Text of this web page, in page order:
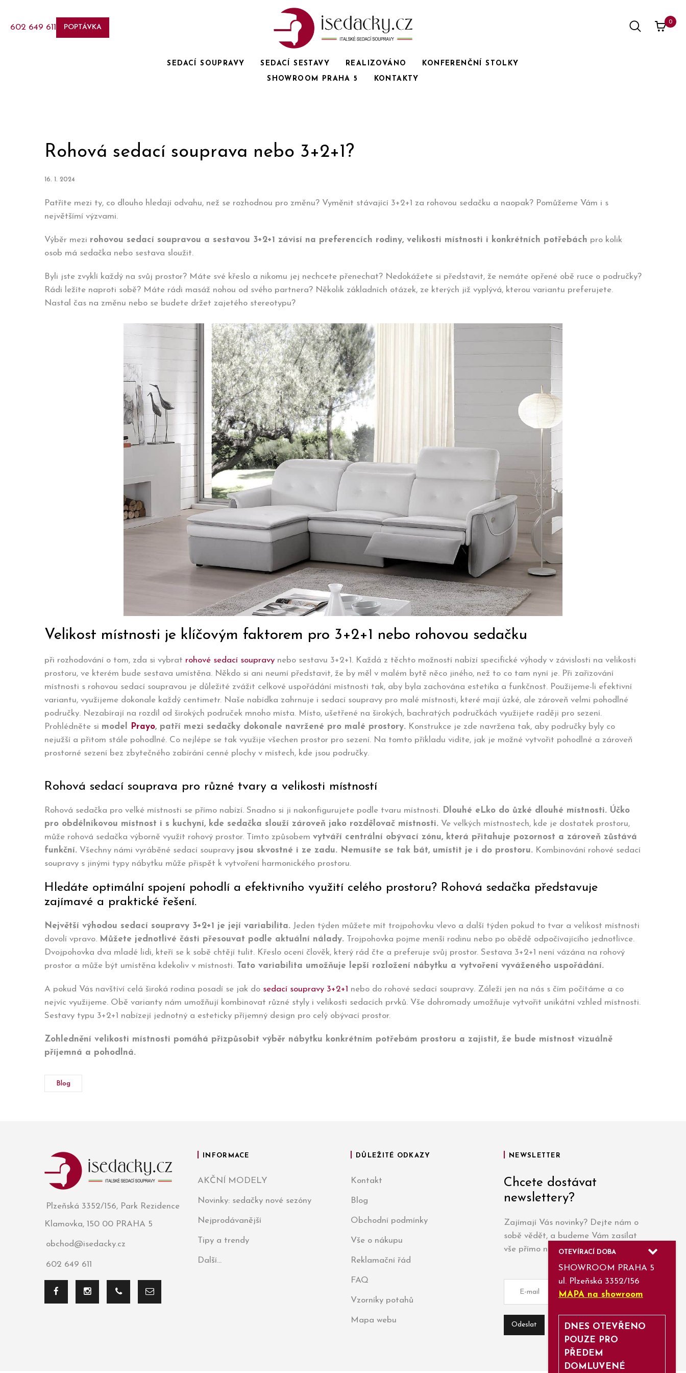
602 649 611 POPTÁVKA
SEDACÍ SOUPRAVY SEDACÍ SESTAVY REALIZOVÁNO
KONFERENČNÍ STOLKY
SHOWROOM PRAHA 5
KONTAKTY
0
Rohová sedací souprava nebo 3+2+1?
16. 1. 2024
Patříte mezi ty, co dlouho hledají odvahu, než se rozhodnou pro změnu? Vyměnit stávající 3+2+1 za rohovou sedačku a naopak? Pomůžeme Vám i s
největšímí výzvami.
Výběr mezi rohovou sedací soupravou a sestavou 3+2+1 závisí na preferencích rodiny, velikosti místnosti i konkrétních potřebách pro kolik
osob má sedačka nebo sestava sloužit.
Byli jste zvyklí každý na svůj prostor? Máte své křeslo a nikomu jej nechcete přenechat? Nedokážete si představit, že nemáte opřené obě ruce o područky?
Rádi ležíte naproti sobě? Máte rádi masáž nohou od svého partnera? Několik základních otázek, ze kterých již vyplývá, kterou variantu preferujete.
Nastal čas na změnu nebo se budete držet zajetého stereotypu?
Velikost místnosti je klíčovým faktorem pro 3+2+1 nebo rohovou sedačku
při rozhodování o tom, zda si vybrat rohové sedací soupravy nebo sestavu 3+2+1. Každá z těchto možností nabízí specifické výhody v závislosti na velikosti
prostoru, ve kterém bude sestava umístěna. Někdo si ani neumí představit, že by měl v malém bytě něco jiného, než to co tam nyní je. Při zařizování
místnosti s rohovou sedací soupravou je důležité zvážit celkové uspořádání místnosti tak, aby byla zachována estetika a funkčnost. Použijeme-li efektivní
variantu, využijeme dokonale každý centimetr. Naše nabídka zahrnuje i sedací soupravy pro malé místnosti, které mají úzké, ale zároveň velmi pohodlné
područky. Nezabírají na rozdíl od širokých područek mnoho místa. Místo, ušetřené na širokých, bachratých područkách využijete raději pro sezení.
Prohlédněte si model Prayo, patří mezi sedačky dokonale navržené pro malé prostory. Konstrukce je zde navržena tak, aby područky byly co
nejužší a přitom stále pohodlné. Co nejlépe se tak využije všechen prostor pro sezení. Na tomto příkladu vidíte, jak je možné vytvořit pohodlné a zároveň
prostorné sezení bez zbytečného zabírání cenné plochy v místech, kde jsou područky.
Rohová sedací souprava pro různé tvary a velikosti místností
Rohová sedačka pro velké místnosti se přímo nabízí. Snadno si ji nakonfigurujete podle tvaru místnosti. Dlouhé eLko do ůzké dlouhé místnosti. Účko
pro obdélníkovou místnost i s kuchyní, kde sedačka slouží zároveň jako rozdělovač místnosti. Ve velkých místnostech, kde je dostatek prostoru,
může rohová sedačka výborně využít rohový prostor. Tímto způsobem vytváří centrální obývací zónu, která přitahuje pozornost a zároveň zůstává
funkční. Všechny námi vyráběné sedací soupravy jsou skvostné i ze zadu. Nemusíte se tak bát, umístit je i do prostoru. Kombinování rohové sedací
soupravy s jinými typy nábytku může přispět k vytvoření harmonického prostoru.
Hledáte optimální spojení pohodlí a efektivního využití celého prostoru? Rohová sedačka představuje
zajímavé a praktické řešení.
Největší výhodou sedací soupravy 3+2+1 je její variabilita. Jeden týden můžete mít trojpohovku vlevo a další týden pokud to tvar a velikost místnosti
dovolí vpravo. Můžete jednotlivé části přesouvat podle aktuální nálady. Trojpohovka pojme menší rodinu nebo po obědě odpočívajícího jednotlivce.
Dvojpohovka dva mladé lidi, kteří se k sobě chtějí tulit. Křeslo ocení člověk, který rád čte a preferuje svůj prostor. Sestava 3+2+1 není vázána na rohový
prostor a může být umístěna kdekoliv v místnosti.
Tato variabilita umožňuje lepší rozložení nábytku a vytvoření vyváženého uspořádání.
A pokud Vás navštíví celá široká rodina posadí se jak do sedací soupravy 3+2+1 nebo do rohové sedací soupravy. Záleží jen na nás s čím počítáme a co
nejvíc využijeme. Obě varianty nám umožňují kombinovat různé styly i velikosti sedacích prvků. Vše dohromady umožňuje vytvořit unikátní vzhled místnosti.
Sestavy typu 3+2+1 nabízejí jednotný a esteticky příjemný design pro celý obývací prostor.
Zohlednění velikosti místnosti pomáhá přizpůsobit výběr nábytku konkrétním potřebám prostoru a zajistit, že bude místnost vizuálně
příjemná a pohodlná.
Blog
Plzeňská 3352/156, Park Rezidence
Klamovka, 150 00 PRAHA 5
obchod@isedacky.cz
602 649 611
INFORMACE
AKČNÍ MODELY
Novinky: sedačky nové sezóny
Nejprodávanější
Tipy a trendy
Další...
DŮLEŽITÉ ODKAZY
Kontakt
Blog
Obchodní podmínky
Vše o nákupu
Reklamační řád
FAQ
Vzorníky potahů
Mapa webu
NEWSLETTER
Chcete dostávat
newslettery?
Zajímají Vás novinky? Dejte nám o
sobě vědět, a budeme Vám zasílat
vše přímo na e-mail.OTEVÍRACÍ DOBA
SHOWROOM PRAHA 5
ul. Plzeňská 3352/156
MAPA na showroom
DNES OTEVŘENO
POUZE PRO
PŘEDEM
DOMLUVENÉ